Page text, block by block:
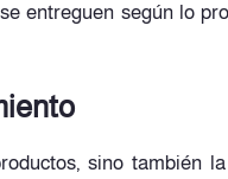
entreguen según lo
sino también